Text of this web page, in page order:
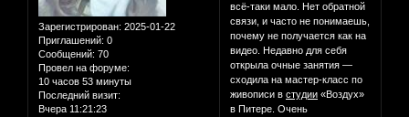
Зарегистрирован: 2025-01-22
Приглашений: 0
Сообщений: 70
Провел на форуме:
10 часов 53 минуты
Последний визит:
Вчера 11:21:23
всё-таки мало. Нет обратной
связи, и часто не понимаешь,
почему не получается как на
видео. Недавно для себя
открыла очные занятия —
сходила на мастер-класс по
живописи встудии «Воздух»
в Питере. Очень